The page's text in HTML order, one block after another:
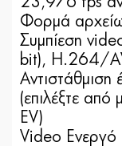
Φορμά
Συμπίεση
bit), H.264/
(επιλέξτε
EV)
Video